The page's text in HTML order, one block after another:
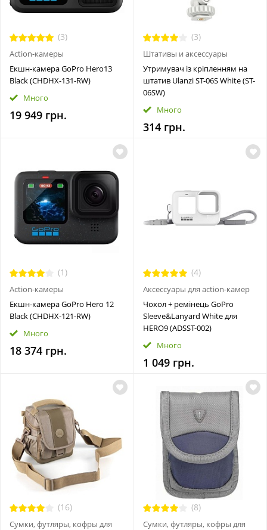
(3)
Action-камеры
Екшн-камера GoPro Hero13
Black (CHDHX-131-RW)
Много
19 949 грн.
(3)
Штативы и аксессуары
Утримувач із кріпленням на
штатив Ulanzi ST-06S White (ST-
06SW)
Много
314 грн.
(1)
Action-камеры
Екшн-камера GoPro Hero 12
Black (CHDHX-121-RW)
Много
18 374 грн.
(4)
Аксессуары для action-камер
Чохол + ремінець GoPro
Sleeve&Lanyard White для
HERO9 (ADSST-002)
Много
1 049 грн.
(16)
Сумки, футляры, кофры для
(8)
Сумки, футляры, кофры для